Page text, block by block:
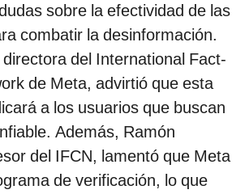
sobre la efectividad de las
combatir la desinformación.
del International Fact-
de Meta, advirtió que esta
a los usuarios que buscan
Además, Ramón
del IFCN, lamentó que Meta
de verificación, lo que